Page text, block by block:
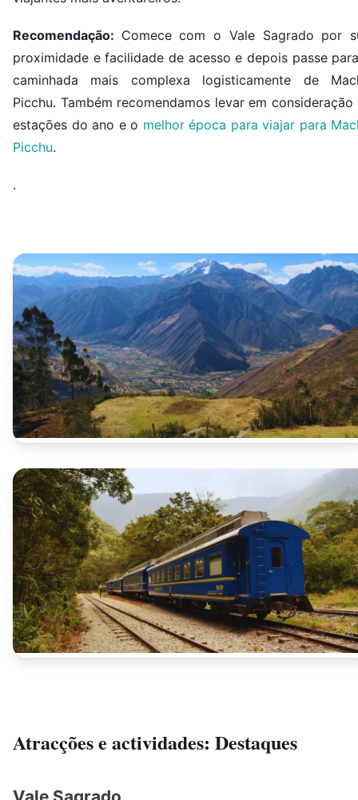
Recomendação: Comece com o Vale Sagrado por
proximidade e facilidade de acesso e depois passe
caminhada mais complexa logisticamente de
Picchu. Também recomendamos levar em consideração
estações do ano e o melhor época para viajar para
Picchu.
.
Atracções e actividades: Destaques